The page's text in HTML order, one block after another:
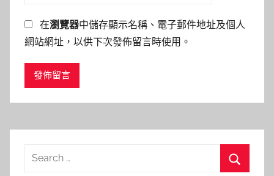
在瀏覽器中儲存顯示名稱、電子郵件地址及個人
網站網址，以供下次發佈留言時使用。
Search